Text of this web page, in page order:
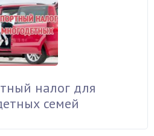
налог для
семей